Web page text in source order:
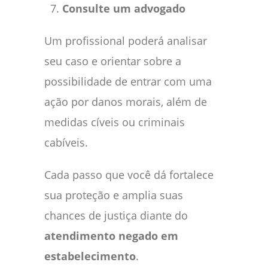
Consulte um advogado
Um profissional poderá analisar
seu caso e orientar sobre a
possibilidade de entrar com uma
ação por danos morais, além de
medidas cíveis ou criminais
cabíveis.
Cada passo que você dá fortalece
sua proteção e amplia suas
chances de justiça diante do
atendimento negado em
estabelecimento.